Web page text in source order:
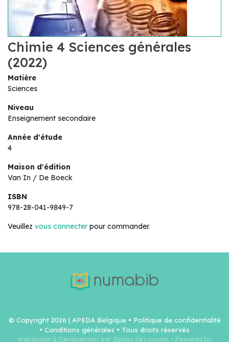
Chimie 4 Sciences générales
(2022)
Matière
Sciences
Niveau
Enseignement secondaire
Année d'étude
4
Maison d'édition
Van In / De Boeck
ISBN
978-28-041-9849-7
Veuillez vous connecter pour commander.
© Copyright 2026 | APEDA Belgique • Politique de confidentialité
• Conditions générales • Tous droits réservés
Webdesign & Development par Zenjoy de Louvain. • Powered by